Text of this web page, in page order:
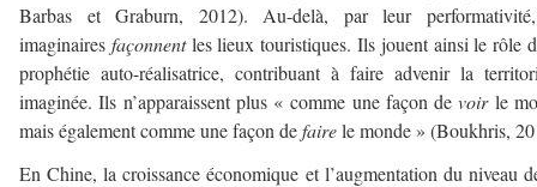
Barbas et Graburn, 2012). Au-delà, par leur
imaginaires façonnentles lieux touristiques. Ils jouent ainsi le rôle
prophétie auto-réalisatrice, contribuant à faire advenir la
imaginée. Ils n’apparaissent plus « comme une façon devoirle
mais également comme une façon defairele monde » (Boukhris,
En Chine, la croissance économique et l’augmentation du niveau